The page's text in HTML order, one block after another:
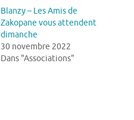
Blanzy – Les Amis de
Zakopane vous attendent
dimanche
30 novembre 2022
Dans "Associations"